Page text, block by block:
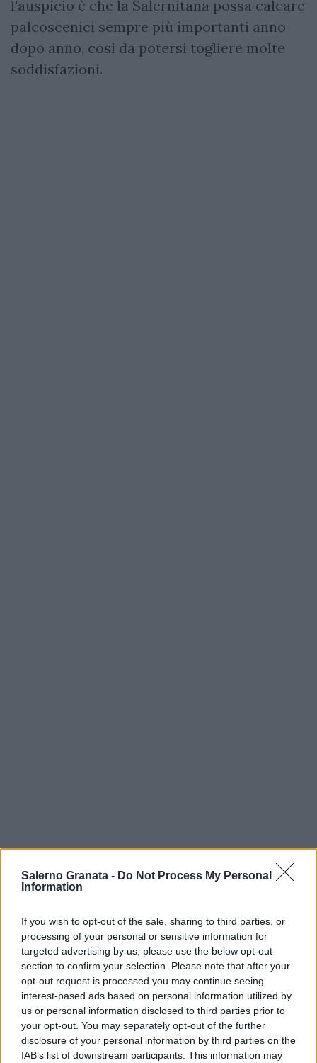
Salerno Granata - Do Not Process My Personal
Information
If you wish to opt-out of the sale, sharing to third parties, or
processing of your personal or sensitive information for
targeted advertising by us, please use the below opt-out
section to confirm your selection. Please note that after your
opt-out request is processed you may continue seeing
interest-based ads based on personal information utilized by
us or personal information disclosed to third parties prior to
your opt-out. You may separately opt-out of the further
disclosure of your personal information by third parties on the
IAB’s list of downstream participants. This information may
l'auspicio è che la Salernitana possa calcare
palcoscenici sempre più importanti anno
dopo anno, così da potersi togliere molte
soddisfazioni.